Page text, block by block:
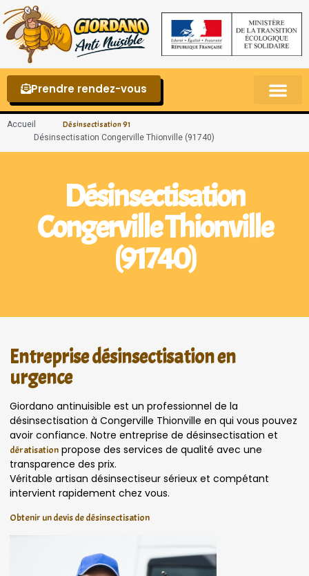
Prendre rendez-vous
Accueil Désinsectisation 91
Désinsectisation Congerville Thionville (91740)
Désinsectisation
Congerville Thionville
(91740)
Entreprise désinsectisation en
urgence
Giordano antinuisible est un professionnel de la
désinsectisation à Congerville Thionville en qui vous pouvez
avoir confiance. Notre entreprise de désinsectisation et
dératisation propose des services de qualité avec une
transparence des prix.
Véritable artisan désinsectiseur sérieux et compétant
intervient rapidement chez vous.
Obtenir un devis de désinsectisation